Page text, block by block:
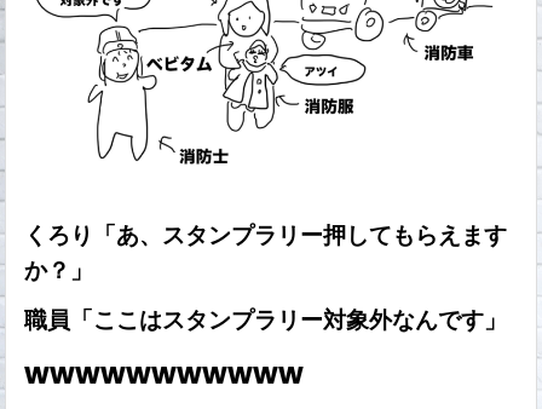
くろり「あ、スタンプラリー押してもらえます
か？」
職員「ここはスタンプラリー対象外なんです」
wwwwwwwwwww